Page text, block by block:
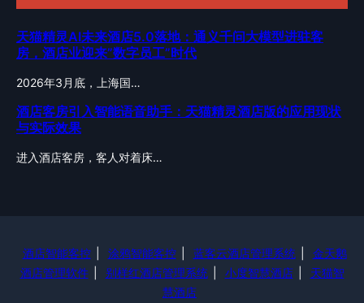
天猫精灵AI未来酒店5.0落地：通义千问大模型进驻客
房，酒店业迎来”数字员工”时代
2026年3月底，上海国…
酒店客房引入智能语音助手：天猫精灵酒店版的应用现状
与实际效果
进入酒店客房，客人对着床…
酒店智能客控 涂鸦智能客控 蓝客云酒店管理系统
金天鹅
酒店管理软件
别样红酒店管理系统 小度智慧酒店
天猫智
慧酒店